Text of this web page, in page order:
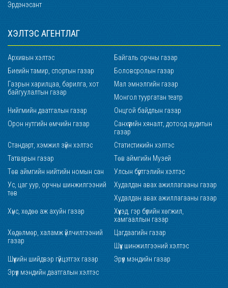
Эрдэнэсант
ХЭЛТЭС АГЕНТЛАГ
Архивын хэлтэс
Байгаль орчны газар
Биеийн тамир, спортын газар
Боловсролын газар
Газрын харилцаа, барилга, хот
байгуулалтын газар
Мал эмнэлгийн газар
Монгол туургатан театр
Нийгмийн даатгалын газар
Онцгой байдлын газар
Орон нутгийн өмчийн газар
Санхүүгийн хяналт, дотоод аудитын
газар
Стандарт, хэмжил зүйн хэлтэс
Статистикийн хэлтэс
Татварын газар
Төв аймгийн Музей
Төв аймгийн нийтийн номын сан
Улсын бүртгэлийн хэлтэс
Ус, цаг уур, орчны шинжилгээний
төв
Худалдан авах ажиллагааны газар
Худалдан авах ажиллагааны газар
Хүнс, хөдөө аж ахуйн газар
Хүүхэд, гэр бүлийн хөгжил,
хамгааллын газар
Хөдөлмөр, халамж үйлчилгээний
газар
Цагдаагийн газар
Шүүх шинжилгээний хэлтэс
Шүүхийн шийдвэр гүйцэтгэх газар
Эрүүл мэндийн газар
Эрүүл мэндийн даатгалын хэлтэс